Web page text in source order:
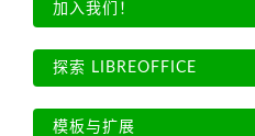
加入我们！
探索 LIBREOFFICE
模板与扩展